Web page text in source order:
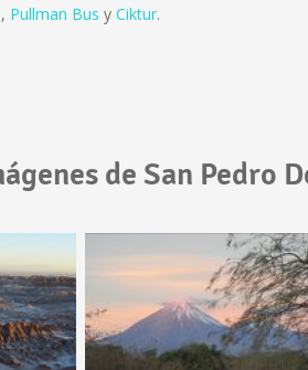
, Pullman Bus y Ciktur.
de San Pedro